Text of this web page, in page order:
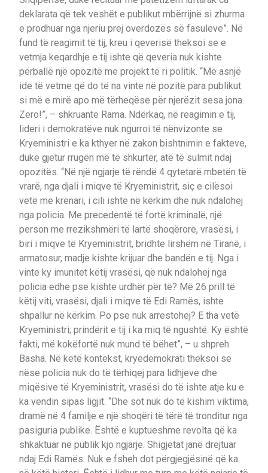
deklarata që tek veshët e publikut mbërrijnë si zhurma
e prodhuar nga njeriu prej overdozës së fasuleve”. Në
fund të reagimit të tij, kreu i qeverisë theksoi se e
vetmja keqardhje e tij ishte që qeveria nuk kishte
përballë një opozitë me projekt të ri politik. “Me asnjë
ide të vetme që do të na vinte në pozitë para publikut
si më e mirë apo më tërheqëse për njerëzit sesa jona.
Zero!”, – shkruante Rama. Ndërkaq, në reagimin e tij,
lideri i demokratëve nuk ngurroi të nënvizonte se
Kryeministri e ka kthyer në zakon bishtnimin e fakteve,
duke gjetur rrugën më të shkurtër, atë të sulmit ndaj
opozitës. “Në një ngjarje të rëndë 4 qytetarë mbetën të
vrarë, nga djali i miqve të Kryeministrit, siç e cilësoi
vetë me krenari, i cili ishte në kërkim dhe nuk ndalohej
nga policia. Me precedentë të fortë kriminalë, një
person me rrezikshmëri të lartë shoqërore, vrasësi, i
biri i miqve të Kryeministrit, bridhte lirshëm në Tiranë, i
armatosur, madje kishte krijuar dhe bandën e tij. Nga i
vinte ky imunitet këtij vrasësi, që nuk ndalohej nga
policia edhe pse kishte urdhër për të? Më 26 prill të
këtij viti, vrasësi, djali i miqve të Edi Ramës, ishte
shpallur në kërkim. Po pse nuk arrestohej? E tha vetë
Kryeministri; prindërit e tij i ka miq të ngushtë. Ky është
fakti, më kokëfortë nuk mund të bëhet”, – u shpreh
Basha. Në këtë kontekst, kryedemokrati theksoi se
nëse policia nuk do të tërhiqej para lidhjeve dhe
miqësive të Kryeministrit, vrasësi do të ishte atje ku e
ka vendin sipas ligjit. “Dhe sot nuk do të kishim viktima,
dramë në 4 familje e një shoqëri të tërë të tronditur nga
pasiguria publike. Është e kuptueshme revolta që ka
shkaktuar në publik kjo ngjarje. Shigjetat janë drejtuar
ndaj Edi Ramës. Nuk e fsheh dot përgjegjësinë që ka